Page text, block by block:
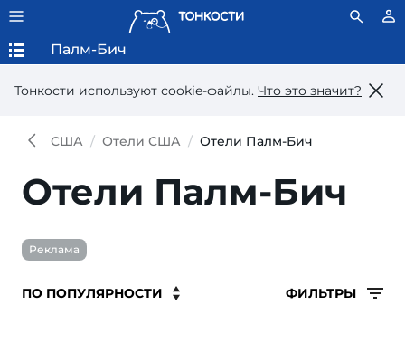
Тонкости используют сookie-файлы. Что это значит?
Палм-Бич
США Отели США Отели Палм-Бич
Отели Палм-Бич
Реклама
ФИЛЬТРЫ